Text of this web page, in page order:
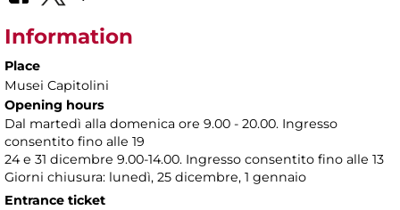
Information
Place
Musei Capitolini
Opening hours
Dal martedì alla domenica ore 9.00 - 20.00. Ingresso
consentito fino alle 19
24 e 31 dicembre 9.00-14.00. Ingresso consentito fino alle 13
Giorni chiusura: lunedì, 25 dicembre, 1 gennaio
Entrance ticket